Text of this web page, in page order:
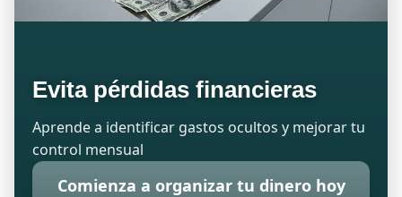
Evita pérdidas financieras
Aprende a identificar gastos ocultos y mejorar tu
control mensual
Comienza a organizar tu dinero hoy